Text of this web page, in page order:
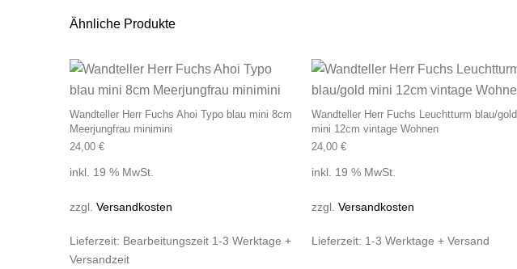
Ähnliche Produkte
Wandteller Herr Fuchs Ahoi Typo blau mini 8cm
Meerjungfrau minimini
24,00 €
inkl. 19 % MwSt.
zzgl. Versandkosten
Lieferzeit: Bearbeitungszeit 1-3 Werktage +
Versandzeit
Wandteller Herr Fuchs Leuchtturm blau/gold
mini 12cm vintage Wohnen
24,00 €
inkl. 19 % MwSt.
zzgl. Versandkosten
Lieferzeit: 1-3 Werktage + Versand